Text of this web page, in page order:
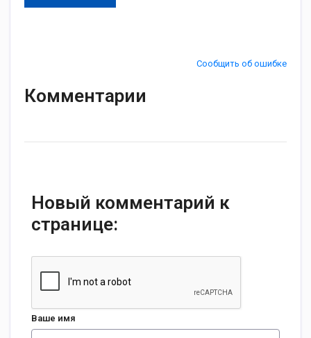
Сообщить об ошибке
Комментарии
Новый комментарий к
странице:
Ваше имя